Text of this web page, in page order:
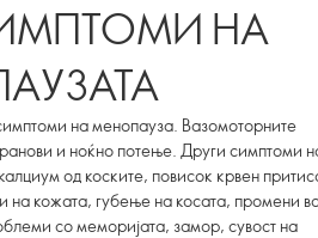
НА
на менопауза. Вазомоторните
и ноќно потење. Други симптоми
од коските, повисок крвен
на кожата, губење на косата, промени
со меморијата, замор, сувост на